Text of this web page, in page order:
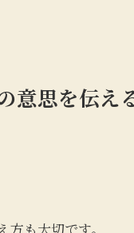
意思を伝え
方も大切です。